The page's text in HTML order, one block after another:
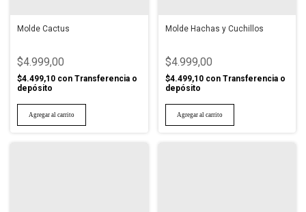
Molde Cactus
$4.999,00
$4.499,10 con Transferencia o
depósito
Molde Hachas y Cuchillos
$4.999,00
$4.499,10 con Transferencia o
depósito